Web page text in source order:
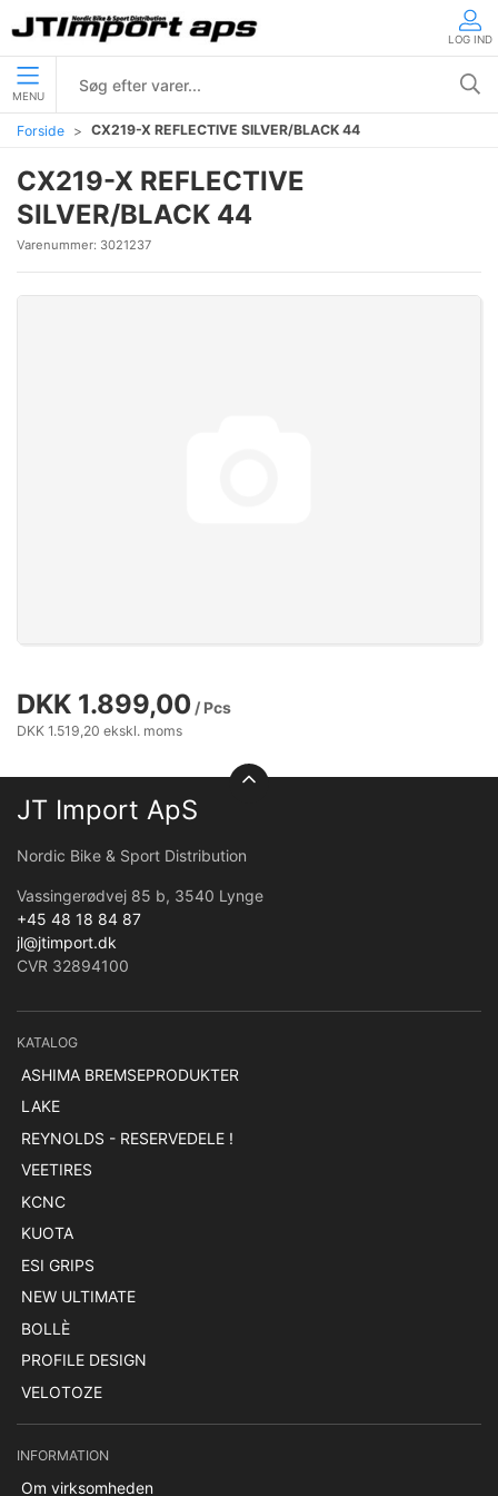
LOG IND
MENU
Forside CX219-X REFLECTIVE SILVER/BLACK 44
CX219-X REFLECTIVE
SILVER/BLACK 44
Varenummer: 3021237
DKK 1.899,00 / Pcs
DKK 1.519,20 ekskl. moms
JT Import ApS
Nordic Bike & Sport Distribution
Vassingerødvej 85 b, 3540 Lynge
+45 48 18 84 87
jl@jtimport.dk
CVR 32894100
KATALOG
ASHIMA BREMSEPRODUKTER
LAKE
REYNOLDS - RESERVEDELE !
VEETIRES
KCNC
KUOTA
ESI GRIPS
NEW ULTIMATE
BOLLÈ
PROFILE DESIGN
VELOTOZE
INFORMATION
Om virksomheden